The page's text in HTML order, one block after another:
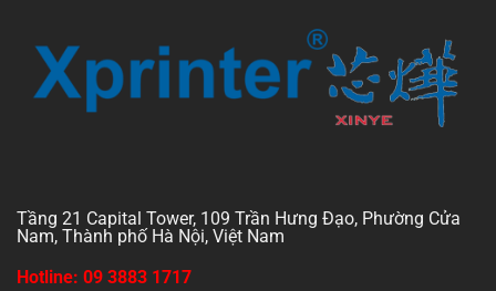
Tầng 21 Capital Tower, 109 Trần Hưng Đạo, Phường Cửa
Nam, Thành phố Hà Nội, Việt Nam
Hotline: 09 3883 1717